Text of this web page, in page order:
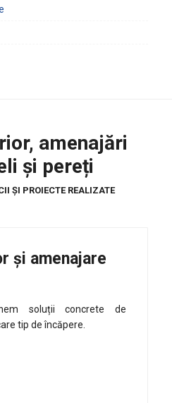
amenajări
și pereți
ȘI PROIECTE REALIZATE
și amenajare
soluții concrete de
tip de încăpere.